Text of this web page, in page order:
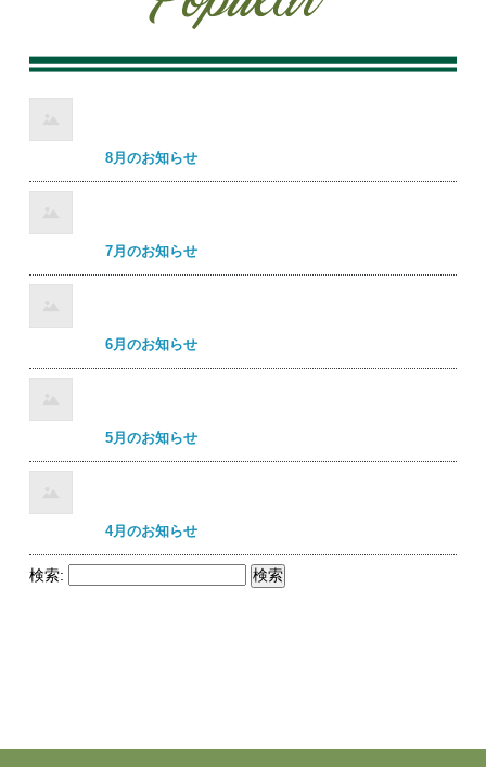
8月のお知らせ
7月のお知らせ
6月のお知らせ
5月のお知らせ
4月のお知らせ
検索: